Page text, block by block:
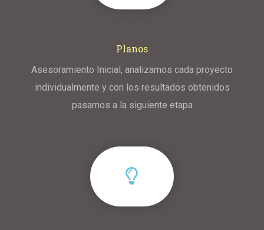
Planos
Asesoramiento Inicial, analizamos cada proyecto
individualmente y con los resultados obtenidos
pasamos a la siguiente etapa